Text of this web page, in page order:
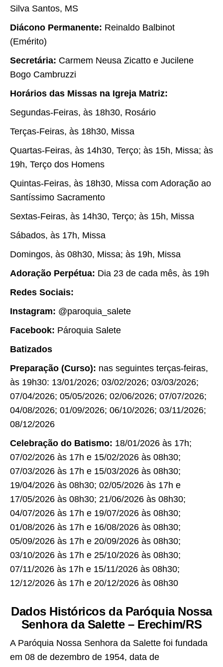
Silva Santos, MS
Diácono Permanente: Reinaldo Balbinot
(Emérito)
Secretária: Carmem Neusa Zicatto e Jucilene
Bogo Cambruzzi
Horários das Missas na Igreja Matriz:
Segundas-Feiras, às 18h30, Rosário
Terças-Feiras, às 18h30, Missa
Quartas-Feiras, às 14h30, Terço; às 15h, Missa; às
19h, Terço dos Homens
Quintas-Feiras, às 18h30, Missa com Adoração ao
Santíssimo Sacramento
Sextas-Feiras, às 14h30, Terço; às 15h, Missa
Sábados, às 17h, Missa
Domingos, às 08h30, Missa; às 19h, Missa
Adoração Perpétua: Dia 23 de cada mês, às 19h
Redes Sociais:
Instagram: @paroquia_salete
Facebook: Pároquia Salete
Batizados
Preparação (Curso): nas seguintes terças-feiras,
às 19h30: 13/01/2026; 03/02/2026; 03/03/2026;
07/04/2026; 05/05/2026; 02/06/2026; 07/07/2026;
04/08/2026; 01/09/2026; 06/10/2026; 03/11/2026;
08/12/2026
Celebração do Batismo: 18/01/2026 às 17h;
07/02/2026 às 17h e 15/02/2026 às 08h30;
07/03/2026 às 17h e 15/03/2026 às 08h30;
19/04/2026 às 08h30; 02/05/2026 às 17h e
17/05/2026 às 08h30; 21/06/2026 às 08h30;
04/07/2026 às 17h e 19/07/2026 às 08h30;
01/08/2026 às 17h e 16/08/2026 às 08h30;
05/09/2026 às 17h e 20/09/2026 às 08h30;
03/10/2026 às 17h e 25/10/2026 às 08h30;
07/11/2026 às 17h e 15/11/2026 às 08h30;
12/12/2026 às 17h e 20/12/2026 às 08h30
Dados Históricos da Paróquia Nossa
Senhora da Salette – Erechim/RS
A Paróquia Nossa Senhora da Salette foi fundada
em 08 de dezembro de 1954, data de